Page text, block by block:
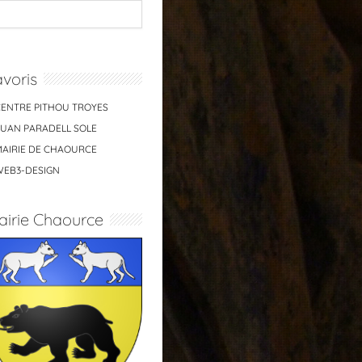
PITHOU TROYES
PARADELL SOLE
DE CHAOURCE
DESIGN
Chaource